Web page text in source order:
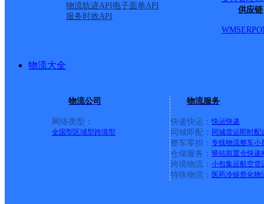
物流轨迹API电子面单API
服务时效API
供应链
WMSERP
物流大全
物流公司
网络类型：
全国型 区域型跨境型
物流服务
快递快运： 快运快递
同城即配： 同城货运即时配
整车零担： 专线物流整车小
仓储服务： 驿站前置仓快递
跨境物流： 小包集运航空货
特殊物流： 医药冷链危化物
地址
小学东侧约200米)储运
派送范围:
北京石景山鲁谷营业点
更多号码地址